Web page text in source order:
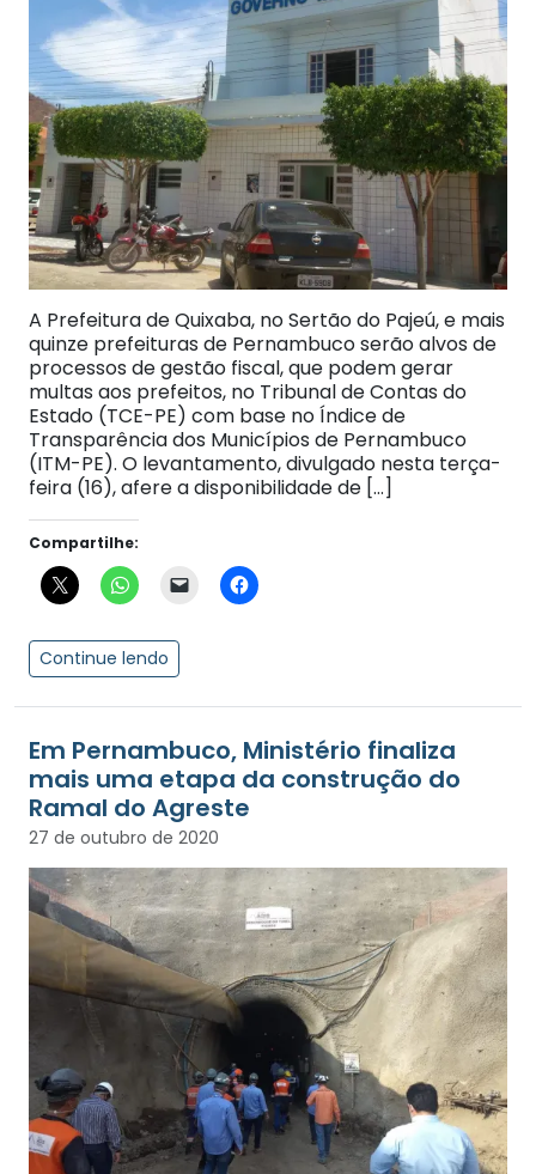
A Prefeitura de Quixaba, no Sertão do Pajeú, e mais
quinze prefeituras de Pernambuco serão alvos de
processos de gestão fiscal, que podem gerar
multas aos prefeitos, no Tribunal de Contas do
Estado (TCE-PE) com base no Índice de
Transparência dos Municípios de Pernambuco
(ITM-PE). O levantamento, divulgado nesta terça-
feira (16), afere a disponibilidade de […]
Compartilhe:
Continue lendo
Em Pernambuco, Ministério finaliza
mais uma etapa da construção do
Ramal do Agreste
27 de outubro de 2020